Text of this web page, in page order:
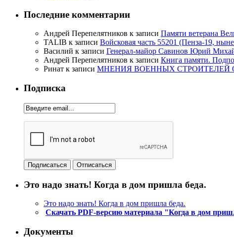
Последние комментарии
Андрей Перепелятников к записи Памяти ветерана
TALIB к записи Войсковая часть 55201 (Пенза-19,
Василий к записи Генерал-майор Савинов Юрий
Андрей Перепелятников к записи Книга памяти.
Ринат к записи МНЕНИЯ ВОЕННЫХ СТРОИТЕЛЕЙ О
Подписка
Это надо знать! Когда в дом пришла беда.
Это надо знать! Когда в дом пришла беда.
Скачать PDF-версию материала "Когда в дом
Документы